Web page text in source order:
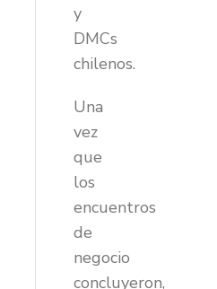
y
DMCs
chilenos.
Una
vez
que
los
encuentros
de
negocio
concluyeron,